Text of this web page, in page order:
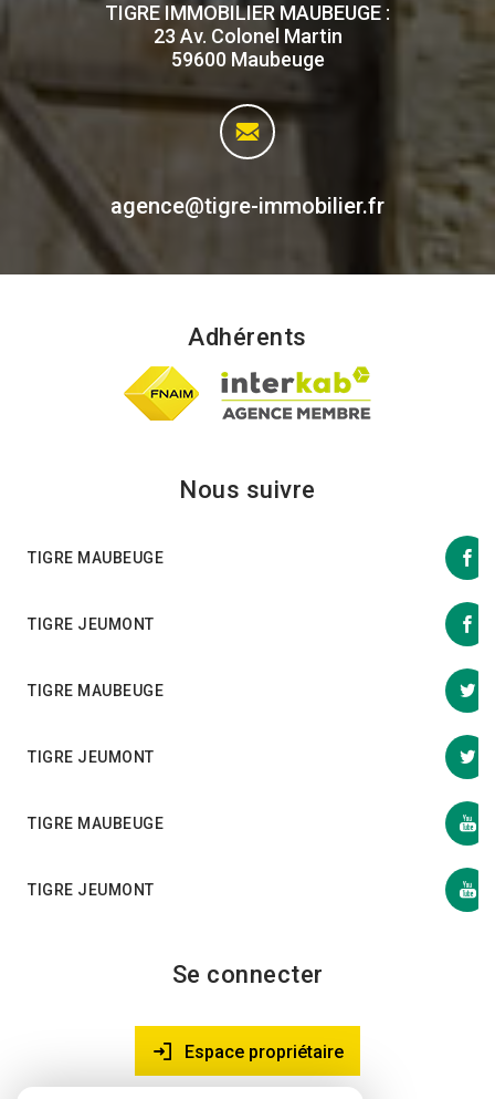
agence@tigre-immobilier.fr
TIGRE IMMOBILIER MAUBEUGE :
23 Av. Colonel Martin
59600 Maubeuge
Adhérents
Nous suivre
TIGRE MAUBEUGE
TIGRE JEUMONT
TIGRE MAUBEUGE
TIGRE JEUMONT
TIGRE MAUBEUGE
TIGRE JEUMONT
Se connecter
Espace propriétaire